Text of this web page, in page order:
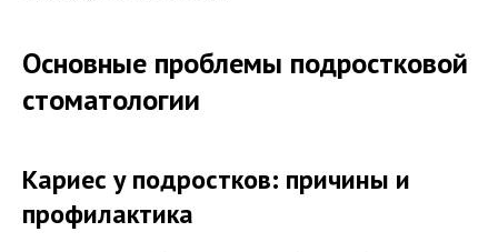
Основные проблемы подростковой
стоматологии
Кариес у подростков: причины и
профилактика